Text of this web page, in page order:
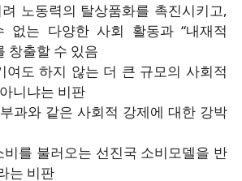
노동력의 탈상품화를 촉진시키고,
없는 다양한 사회 활동과 “내재적
창출할 수 있음
여도 하지 않는 더 큰 규모의 사회적
니냐는 비판
과와 같은 사회적 강제에 대한 강박
를 불러오는 선진국 소비모델을 반
는 비판